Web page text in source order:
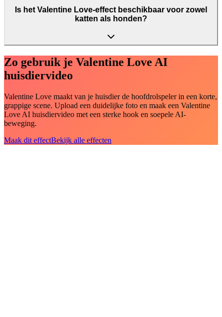
Is het Valentine Love-effect beschikbaar voor zowel
katten als honden?
Zo gebruik je Valentine Love AI
huisdiervideo
Valentine Love maakt van je huisdier de hoofdrolspeler in een korte,
grappige scene. Upload een duidelijke foto en maak een Valentine
Love AI huisdiervideo met een sterke hook en soepele AI-
beweging.
Maak dit effectBekijk alle effecten